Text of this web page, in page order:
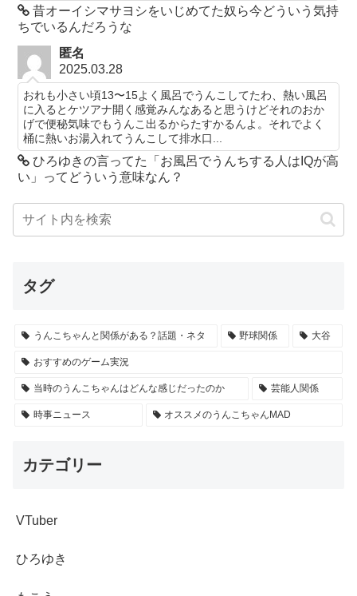
昔オーイシマサヨシをいじめてた奴ら今どういう気持
ちでいるんだろうな
匿名
2025.03.28
おれも小さい頃13〜15よく風呂でうんこしてたわ、熱い風呂
に入るとケツアナ開く感覚みんなあると思うけどそれのおか
げで便秘気味でもうんこ出るからたすかるんよ。それでよく
桶に熱いお湯入れてうんこして排水口...
ひろゆきの言ってた「お風呂でうんちする人はIQが高
い」ってどういう意味なん？
タグ
うんこちゃんと関係がある？話題・ネタ 野球関係 大谷
おすすめのゲーム実況
当時のうんこちゃんはどんな感じだったのか 芸能人関係
時事ニュース オススメのうんこちゃんMAD
カテゴリー
VTuber
ひろゆき